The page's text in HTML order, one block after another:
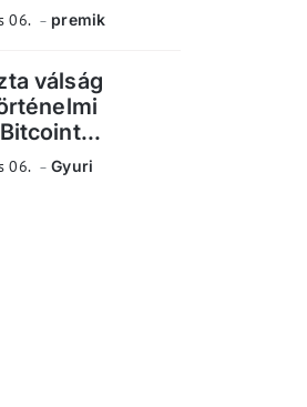
06. premik
válság
06. Gyuri